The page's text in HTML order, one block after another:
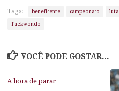
Tags: beneficente campeonato luta
Taekwondo
VOCÊ PODE GOSTAR...
A hora de parar